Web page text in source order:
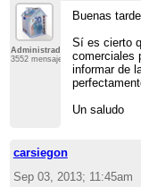
Administrador
3552 mensajes
Buenas
Sí es cierto
comerciales
informar de
Un saludo
carsiegon
Sep 03, 2013; 11:45am